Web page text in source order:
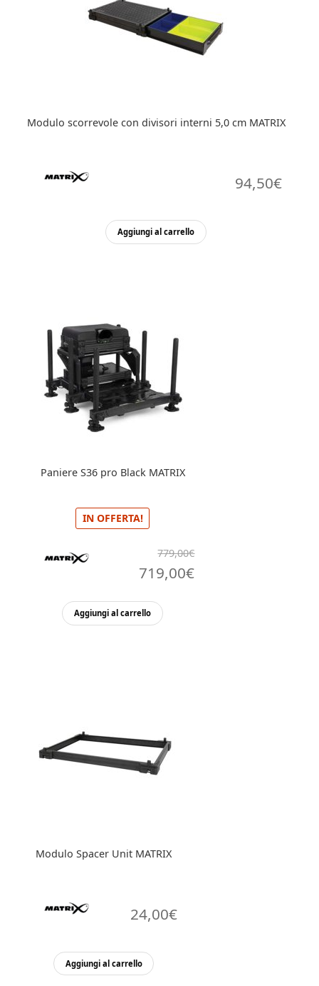
Modulo scorrevole con divisori interni 5,0 cm MATRIX
94,50€
Aggiungi al carrello
Paniere S36 pro Black MATRIX
IN OFFERTA!
779,00€
originale
719,00€Il
Aggiungi al carrello
Modulo Spacer Unit MATRIX
24,00€
Aggiungi al carrello